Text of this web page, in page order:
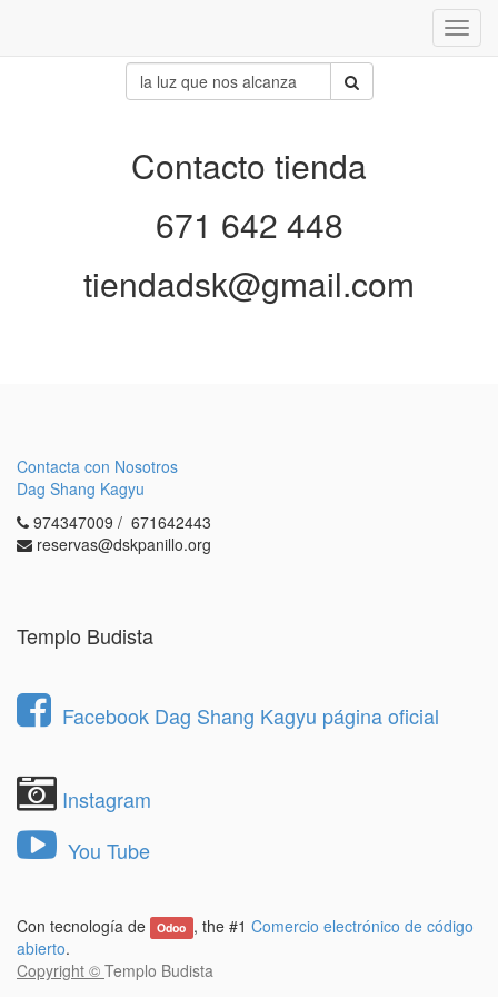
Contacto tienda
671 642 448
tiendadsk@gmail.com
Contacta con Nosotros
Dag Shang Kagyu
974347009 / 671642443
reservas@dskpanillo.org
Templo Budista
Facebook Dag Shang Kagyu página oficial
Instagram
You Tube
Con tecnología de Odoo , the #1 Comercio electrónico de código
abierto.
Copyright © Templo Budista